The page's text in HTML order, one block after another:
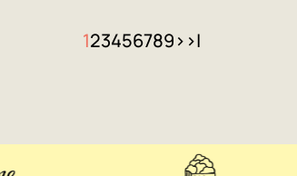
123456789> >|